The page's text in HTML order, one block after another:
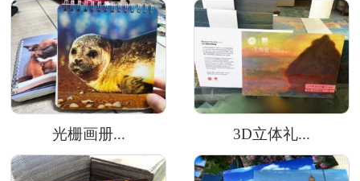
光栅画册... 3D立体礼...